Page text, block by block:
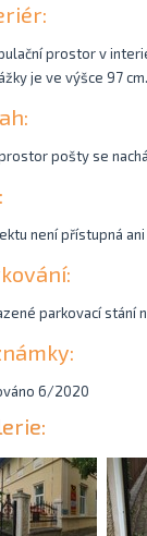
prostor v
je ve výšce 97 cm.
pošty se
není přístupná
parkovací stání
6/2020